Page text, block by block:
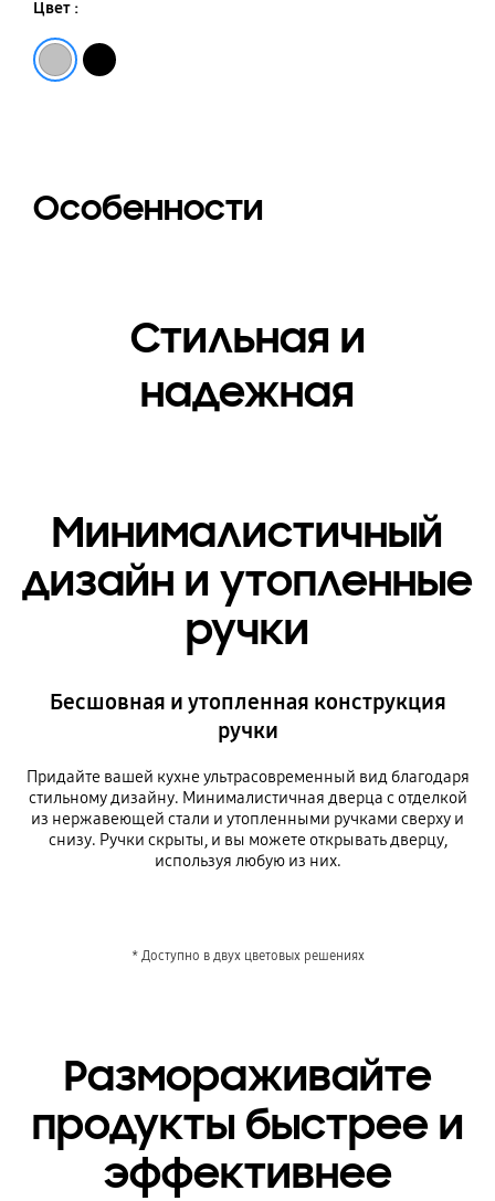
Цвет :
Особенности
Стильная и
надежная
Минималистичный
дизайн и утопленные
ручки
Бесшовная и утопленная конструкция
ручки
Придайте вашей кухне ультрасовременный вид благодаря
стильному дизайну. Минималистичная дверца с отделкой
из нержавеющей стали и утопленными ручками сверху и
снизу. Ручки скрыты, и вы можете открывать дверцу,
используя любую из них.
* Доступно в двух цветовых решениях
Размораживайте
продукты быстрее и
эффективнее